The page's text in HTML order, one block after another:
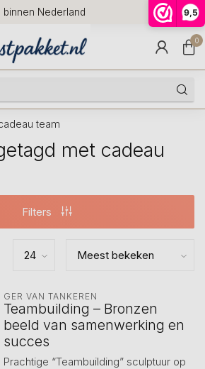
9,5
Nederland
Voor
huis
9.5
0
team
met cadeau
Filters
GER VAN TANKEREN
Teambuilding – Bronzen
beeld van samenwerking en
succes
Prachtige “Teambuilding” sculptuur op